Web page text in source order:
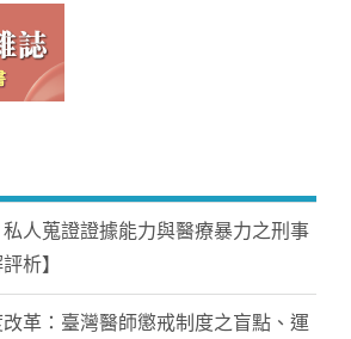
人蒐證證據能力與醫療暴力之刑事
析】
革：臺灣醫師懲戒制度之盲點、運